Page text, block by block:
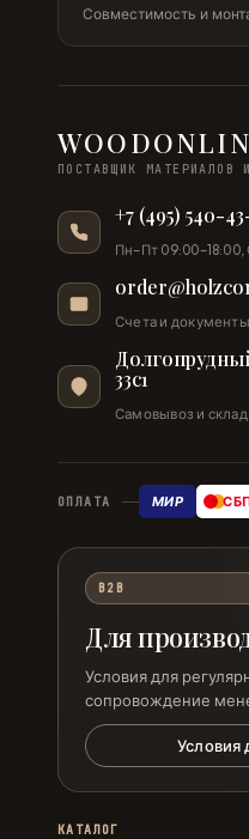
Совместимость и
ПОСТАВЩИК МАТЕРИАЛОВ
+7 (495) 540-
Пн–Пт 09:00–18:00,
Счета и документы
33с1
Самовывоз и склад
ОПЛАТА МИР
B2B
Для
Условия для
сопровождение
Условия
КАТАЛОГ